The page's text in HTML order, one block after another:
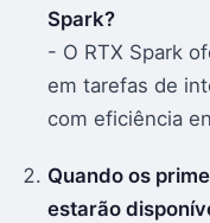
Spark?
- O RTX Spark
em tarefas de
com eficiência
Quando os
estarão